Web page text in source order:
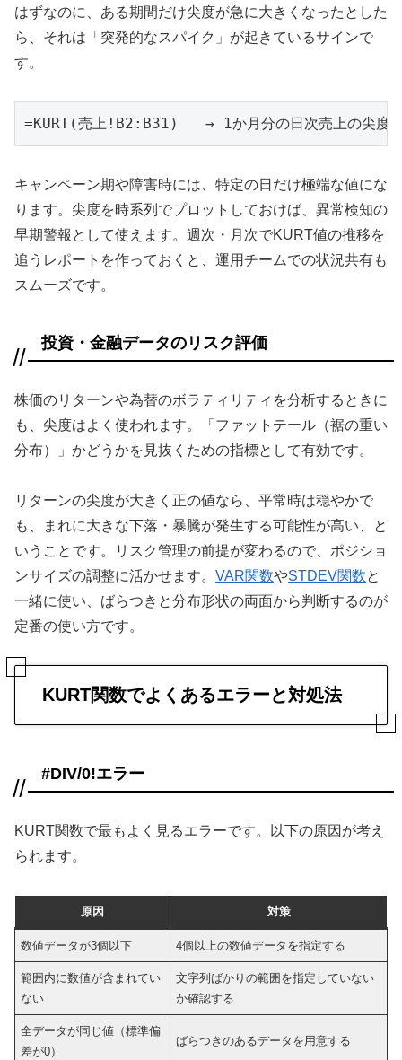
はずなのに、ある期間だけ尖度が急に大きくなったとした
ら、それは「突発的なスパイク」が起きているサインで
す。
=KURT(売上!B2:B31)   → 1か月分の日次売上の尖度
キャンペーン期や障害時には、特定の日だけ極端な値にな
ります。尖度を時系列でプロットしておけば、異常検知の
早期警報として使えます。週次・月次でKURT値の推移を
追うレポートを作っておくと、運用チームでの状況共有も
スムーズです。
投資・金融データのリスク評価
株価のリターンや為替のボラティリティを分析するときに
も、尖度はよく使われます。「ファットテール（裾の重い
分布）」かどうかを見抜くための指標として有効です。
リターンの尖度が大きく正の値なら、平常時は穏やかで
も、まれに大きな下落・暴騰が発生する可能性が高い、と
いうことです。リスク管理の前提が変わるので、ポジショ
ンサイズの調整に活かせます。 VAR関数やSTDEV関数と
一緒に使い、ばらつきと分布形状の両面から判断するのが
定番の使い方です。
KURT関数でよくあるエラーと対処法
#DIV/0!エラー
KURT関数で最もよく見るエラーです。以下の原因が考え
られます。
原因 対策
数値データが3個以下 4個以上の数値データを指定する
範囲内に数値が含まれてい
ない
文字列ばかりの範囲を指定していない
か確認する
全データが同じ値（標準偏
差が0）
ばらつきのあるデータを用意する